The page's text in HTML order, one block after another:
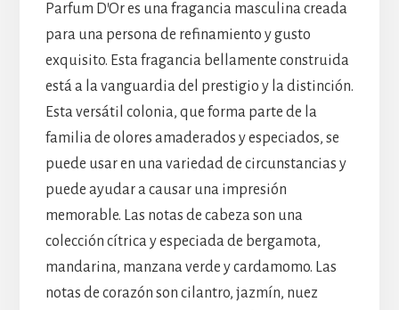
Parfum D’Or es una fragancia masculina creada
para una persona de refinamiento y gusto
exquisito. Esta fragancia bellamente construida
está a la vanguardia del prestigio y la distinción.
Esta versátil colonia, que forma parte de la
familia de olores amaderados y especiados, se
puede usar en una variedad de circunstancias y
puede ayudar a causar una impresión
memorable. Las notas de cabeza son una
colección cítrica y especiada de bergamota,
mandarina, manzana verde y cardamomo. Las
notas de corazón son cilantro, jazmín, nuez